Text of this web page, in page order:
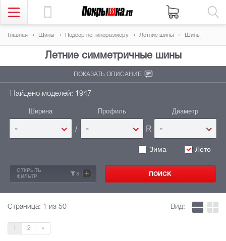
Главная Шины Подбор по типоразмеру Летние шины Шины
Летние симметричные шины
ПОКАЗАТЬ ОПИСАНИЕ
Найдено моделей: 1947
Ширина
- /
Профиль
- R
Диаметр
-
Зима Лето
ОТКРЫТЬ
ФИЛЬТР
3 +
Страница: 1 из 50
1 2 »
Вид: